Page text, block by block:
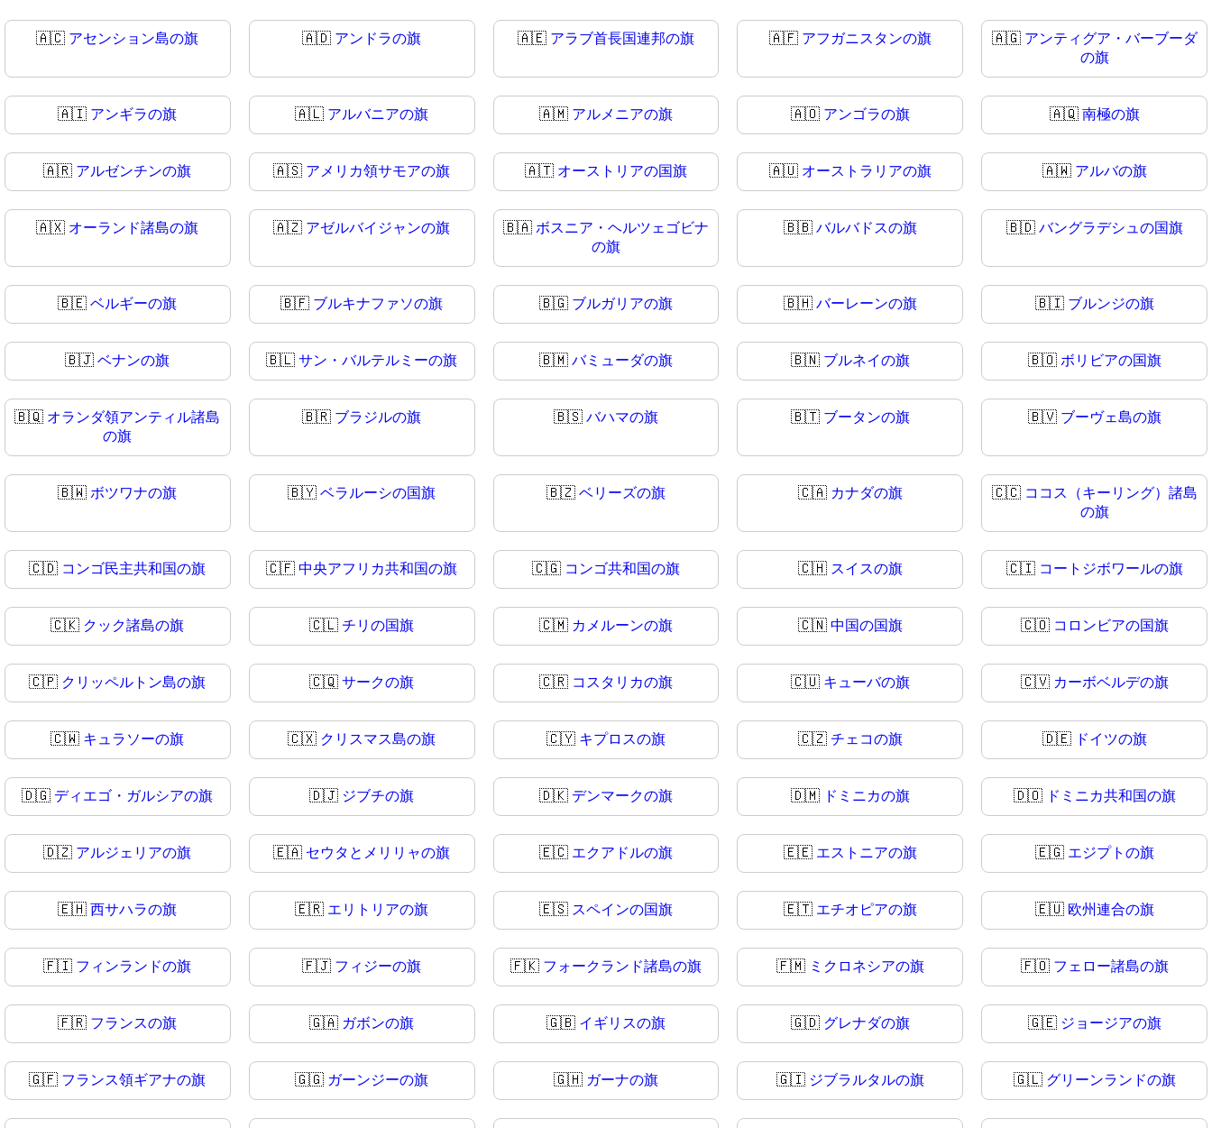
🇦🇨 アセンション島の旗 🇦🇩 アンドラの旗 🇦🇪 アラブ首長国連邦の旗 🇦🇫 アフガニスタンの旗 🇦🇬 アンティグア・バーブーダ
の旗
🇦🇮 アンギラの旗 🇦🇱 アルバニアの旗 🇦🇲 アルメニアの旗 🇦🇴 アンゴラの旗 🇦🇶 南極の旗
🇦🇷 アルゼンチンの旗 🇦🇸 アメリカ領サモアの旗 🇦🇹 オーストリアの国旗 🇦🇺 オーストラリアの旗 🇦🇼 アルバの旗
🇦🇽 オーランド諸島の旗 🇦🇿 アゼルバイジャンの旗 🇧🇦 ボスニア・ヘルツェゴビナ
の旗
🇧🇧 バルバドスの旗 🇧🇩 バングラデシュの国旗
🇧🇪ベルギーの旗 🇧🇫 ブルキナファソの旗 🇧🇬 ブルガリアの旗 🇧🇭 バーレーンの旗 🇧🇮 ブルンジの旗
🇧🇯ベナンの旗 🇧🇱サン・バルテルミーの旗 🇧🇲 バミューダの旗 🇧🇳 ブルネイの旗 🇧🇴 ボリビアの国旗
🇧🇶 オランダ領アンティル諸島
の旗
🇧🇷 ブラジルの旗 🇧🇸 バハマの旗 🇧🇹 ブータンの旗 🇧🇻 ブーヴェ島の旗
🇧🇼ボツワナの旗 🇧🇾ベラルーシの国旗 🇧🇿 ベリーズの旗 🇨🇦 カナダの旗 🇨🇨 ココス（キーリング）諸島
の旗
🇨🇩 コンゴ民主共和国の旗 🇨🇫中央アフリカ共和国の旗 🇨🇬 コンゴ共和国の旗 🇨🇭 スイスの旗 🇨🇮 コートジボワールの旗
🇨🇰 クック諸島の旗 🇨🇱チリの国旗 🇨🇲 カメルーンの旗 🇨🇳 中国の国旗 🇨🇴 コロンビアの国旗
🇨🇵 クリッペルトン島の旗 🇨🇶サークの旗 🇨🇷 コスタリカの旗 🇨🇺 キューバの旗 🇨🇻 カーボベルデの旗
🇨🇼 キュラソーの旗 🇨🇽 クリスマス島の旗 🇨🇾 キプロスの旗 🇨🇿 チェコの旗 🇩🇪 ドイツの旗
🇩🇬 ディエゴ・ガルシアの旗 🇩🇯 ジブチの旗 🇩🇰 デンマークの旗 🇩🇲 ドミニカの旗 🇩🇴 ドミニカ共和国の旗
🇩🇿 アルジェリアの旗 🇪🇦 セウタとメリリャの旗 🇪🇨 エクアドルの旗 🇪🇪 エストニアの旗 🇪🇬 エジプトの旗
🇪🇭西サハラの旗 🇪🇷 エリトリアの旗 🇪🇸 スペインの国旗 🇪🇹 エチオピアの旗 🇪🇺 欧州連合の旗
🇫🇮 フィンランドの旗 🇫🇯 フィジーの旗 🇫🇰 フォークランド諸島の旗 🇫🇲 ミクロネシアの旗 🇫🇴 フェロー諸島の旗
🇫🇷 フランスの旗 🇬🇦 ガボンの旗 🇬🇧 イギリスの旗 🇬🇩 グレナダの旗 🇬🇪 ジョージアの旗
🇬🇫 フランス領ギアナの旗 🇬🇬 ガーンジーの旗 🇬🇭 ガーナの旗 🇬🇮 ジブラルタルの旗 🇬🇱 グリーンランドの旗